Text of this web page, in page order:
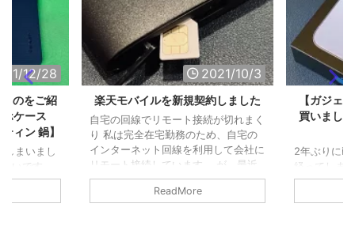
12/28
のをご紹
ケース
ィン 鍋】
しまいまし
いです
こと買い物
2021/10/3
楽天モバイルを新規契約しました
自宅の回線でリモート接続が切れまく
り 私は完全在宅勤務のため、自宅の
インターネット回線を利用して会社に
リモート接続しています。 が、最近
リモートシステムが変更になりまし
て、それからどうにも調子が悪くなっ
ReadMore
【ガジェ
買いまし
2年ぶりに
経ってしま
Proを購入し